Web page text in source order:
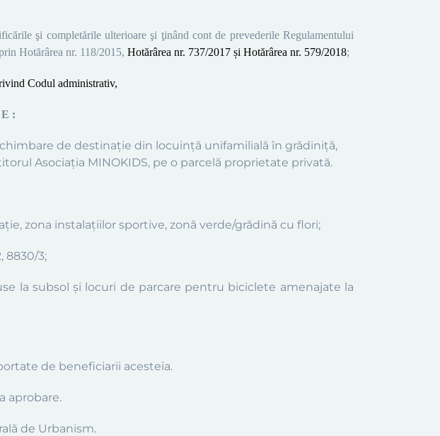
şi completările ulterioare şi ţinând cont de prevederileRegulamentului
Hotărârea nr. 118/2015, Hotărârea nr. 737/2017 și Hotărârea nr. 579/2018;
Codul administrativ,
:
de destinație din locuință unifamilială în grădiniță,
Asociația MINOKIDS, pe o parcelă proprietate privată.
zona instalațiilor sportive, zonă verde/grădină cu flori;
8830/3;
la subsol și locuri de parcare pentru biciclete amenajate la
de beneficiarii acesteia.
aprobare.
de Urbanism.